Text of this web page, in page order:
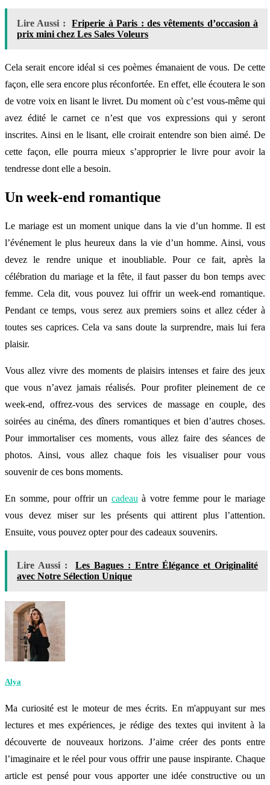
Lire Aussi :
Friperie à Paris : des vêtements d’occasion à
prix mini chez Les Sales Voleurs
Cela serait encore idéal si ces poèmes émanaient de vous. De cette
façon, elle sera encore plus réconfortée. En effet, elle écoutera le son
de votre voix en lisant le livret. Du moment où c’est vous-même qui
avez édité le carnet ce n’est que vos expressions qui y seront
inscrites. Ainsi en le lisant, elle croirait entendre son bien aimé. De
cette façon, elle pourra mieux s’approprier le livre pour avoir la
tendresse dont elle a besoin.
Un week-end romantique
Le mariage est un moment unique dans la vie d’un homme. Il est
l’événement le plus heureux dans la vie d’un homme. Ainsi, vous
devez le rendre unique et inoubliable. Pour ce fait, après la
célébration du mariage et la fête, il faut passer du bon temps avec
femme. Cela dit, vous pouvez lui offrir un week-end romantique.
Pendant ce temps, vous serez aux premiers soins et allez céder à
toutes ses caprices. Cela va sans doute la surprendre, mais lui fera
plaisir.
Vous allez vivre des moments de plaisirs intenses et faire des jeux
que vous n’avez jamais réalisés. Pour profiter pleinement de ce
week-end, offrez-vous des services de massage en couple, des
soirées au cinéma, des dîners romantiques et bien d’autres choses.
Pour immortaliser ces moments, vous allez faire des séances de
photos. Ainsi, vous allez chaque fois les visualiser pour vous
souvenir de ces bons moments.
En somme, pour offrir un cadeau à votre femme pour le mariage
vous devez miser sur les présents qui attirent plus l’attention.
Ensuite, vous pouvez opter pour des cadeaux souvenirs.
Lire Aussi :
Les Bagues : Entre Élégance et Originalité
avec Notre Sélection Unique
Alya
Ma curiosité est le moteur de mes écrits. En m'appuyant sur mes
lectures et mes expériences, je rédige des textes qui invitent à la
découverte de nouveaux horizons. J’aime créer des ponts entre
l’imaginaire et le réel pour vous offrir une pause inspirante. Chaque
article est pensé pour vous apporter une idée constructive ou un